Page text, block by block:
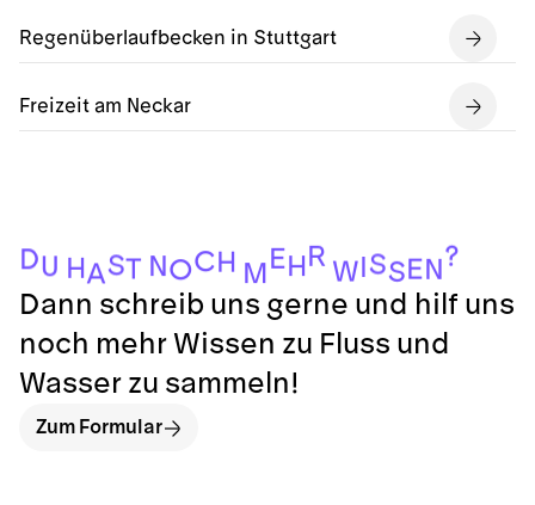
Regenüberlaufbecken in Stuttgart
Freizeit am Neckar
DU H AST N OC H M E H R W SS E N ?
Dann schreib uns gerne und hilf uns
noch mehr Wissen zu Fluss und
Wasser zu sammeln!
Zum Formular